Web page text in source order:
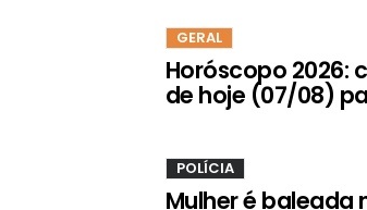
GERAL
Horóscopo 2026:
de hoje (07/08)
POLÍCIA
Mulher é baleada